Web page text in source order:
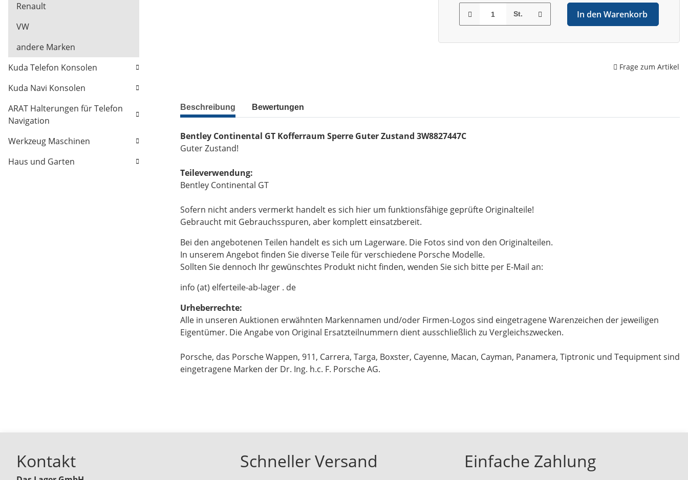
St. In den Warenkorb
Frage zum Artikel
Beschreibung Bewertungen
Bentley Continental GT Kofferraum Sperre Guter Zustand 3W8827447C
Guter Zustand!
Teileverwendung:
Bentley Continental GT
Sofern nicht anders vermerkt handelt es sich hier um funktionsfähige geprüfte Originalteile!
Gebraucht mit Gebrauchsspuren, aber komplett einsatzbereit.
Bei den angebotenen Teilen handelt es sich um Lagerware. Die Fotos sind von den Originalteilen.
In unserem Angebot finden Sie diverse Teile für verschiedene Porsche Modelle.
Sollten Sie dennoch Ihr gewünschtes Produkt nicht finden, wenden Sie sich bitte per E-Mail an:
info (at) elferteile-ab-lager . de
Urheberrechte:
Alle in unseren Auktionen erwähnten Markennamen und/oder Firmen-Logos sind eingetragene Warenzeichen der jeweiligen
Eigentümer. Die Angabe von Original Ersatzteilnummern dient ausschließlich zu Vergleichszwecken.
Porsche, das Porsche Wappen, 911, Carrera, Targa, Boxster, Cayenne, Macan, Cayman, Panamera, Tiptronic und Tequipment sind
eingetragene Marken der Dr. Ing. h.c. F. Porsche AG.
Renault
VW
andere Marken
Kuda Telefon Konsolen
Kuda Navi Konsolen
ARAT Halterungen für Telefon
Navigation
Werkzeug Maschinen
Haus und Garten
Kontakt Schneller Versand Einfache Zahlung